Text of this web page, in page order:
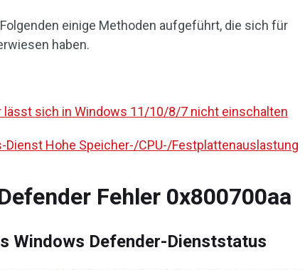
einige Methoden aufgeführt, die sich für
haben.
lässt sich in Windows 11/10/8/7 nicht einschalten
Hohe Speicher-/CPU-/Festplattenauslastung
Fehler 0x800700aa
Windows Defender-Dienststatus